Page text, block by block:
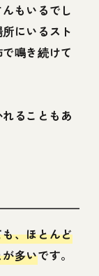
もいるでし
にいるスト
鳴き続けて
ることもあ
、ほとんど
多いです。